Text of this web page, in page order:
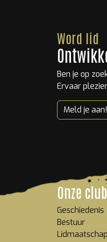
Word lid
Ben je op
Ervaar
Meld je aan!
Onze club
Geschiedenis
Bestuur
Lidmaatschap